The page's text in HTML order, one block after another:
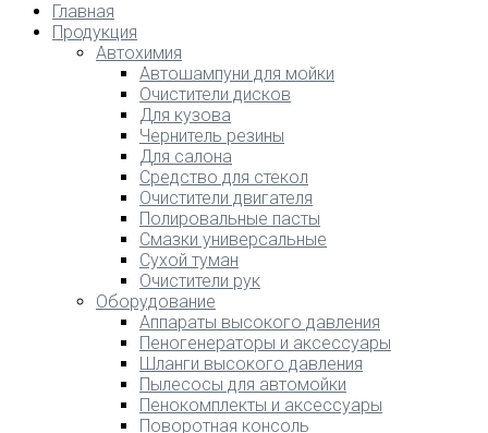
Главная
Продукция
Автохимия
Автошампуни для мойки
Очистители дисков
Для кузова
Чернитель резины
Для салона
Средство для стекол
Очистители двигателя
Полировальные пасты
Смазки универсальные
Сухой туман
Очистители рук
Оборудование
Аппараты высокого давления
Пеногенераторы и аксессуары
Шланги высокого давления
Пылесосы для автомойки
Пенокомплекты и аксессуары
Поворотная консоль